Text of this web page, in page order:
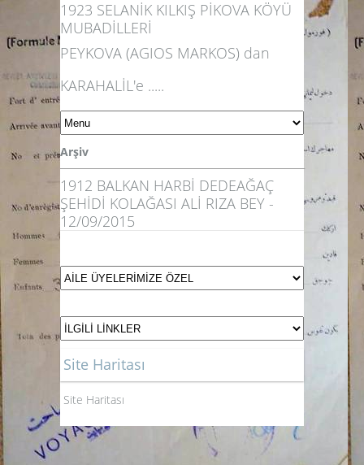
1923 SELANİK KILKIŞ PİKOVA KÖYÜ
MUBADİLLERİ
PEYKOVA (AGIOS MARKOS) dan
KARAHALİL'e .....
Arşiv
1912 BALKAN HARBİ DEDEAĞAÇ
ŞEHİDİ KOLAĞASI ALİ RIZA BEY -
12/09/2015
Site Haritası
Site Haritası